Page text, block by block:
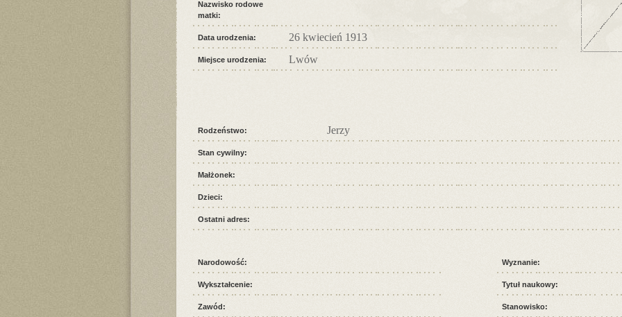
Nazwisko rodowe
matki:
Data urodzenia: 26 kwiecień 1913
Miejsce urodzenia: Lwów
Rodzeństwo: Jerzy
Stan cywilny:
Małżonek:
Dzieci:
Ostatni adres:
Narodowość:
Wykształcenie:
Zawód:
Wyznanie:
Tytuł naukowy:
Stanowisko: